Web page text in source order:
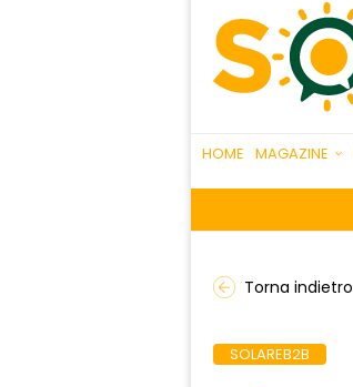
HOME MAGAZINE
Torna indietro
SOLAREB2B